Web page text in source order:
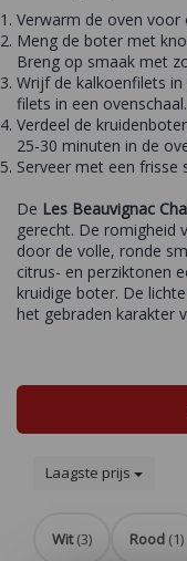
Verwarm de oven voor
Meng de boter met
Breng op smaak met
Wrijf de kalkoenfilets
filets in een ovenschaal.
Verdeel de
25-30 minuten in de
Serveer met een
De Les Beauvignac
gerecht. De romigheid
door de volle, ronde
citrus- en perziktonen
kruidige boter. De
het gebraden karakter
Laagste prijs
Wit (3) Rood (1)